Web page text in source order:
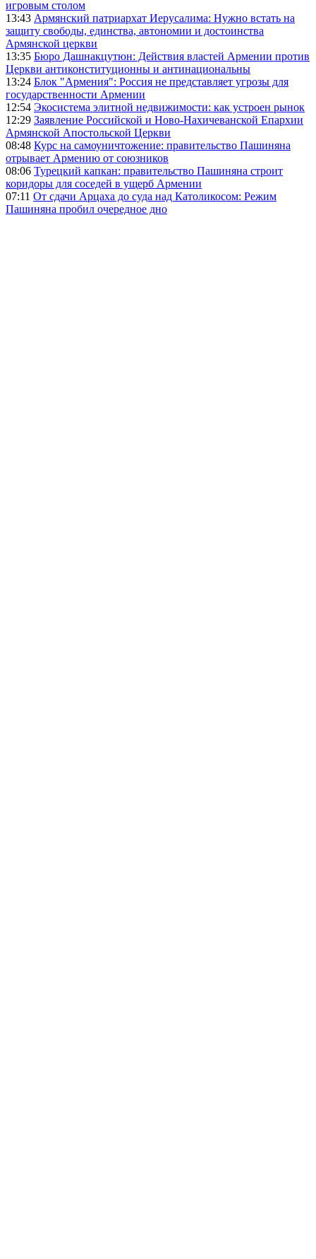
игровым столом
13:43 Армянский патриархат Иерусалима: Нужно встать на
защиту свободы, единства, автономии и достоинства
Армянской церкви
13:35 Бюро Дашнакцутюн: Действия властей Армении против
Церкви антиконституционны и антинациональны
13:24 Блок "Армения": Россия не представляет угрозы для
государственности Армении
12:54 Экосистема элитной недвижимости: как устроен рынок
12:29 Заявление Российской и Ново-Нахичеванской Епархии
Армянской Апостольской Церкви
08:48 Курс на самоуничтожение: правительство Пашиняна
отрывает Армению от союзников
08:06 Турецкий капкан: правительство Пашиняна строит
коридоры для соседей в ущерб Армении
07:11 От сдачи Арцаха до суда над Католикосом: Режим
Пашиняна пробил очередное дно